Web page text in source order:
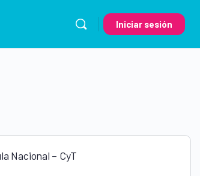
Iniciar sesión
Nacional – CyT